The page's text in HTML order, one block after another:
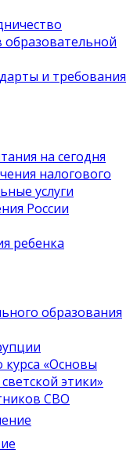
образовательной
и требования
на сегодня
налогового
услуги
России
ребенка
образования
курса «Основы
этики»
СВО